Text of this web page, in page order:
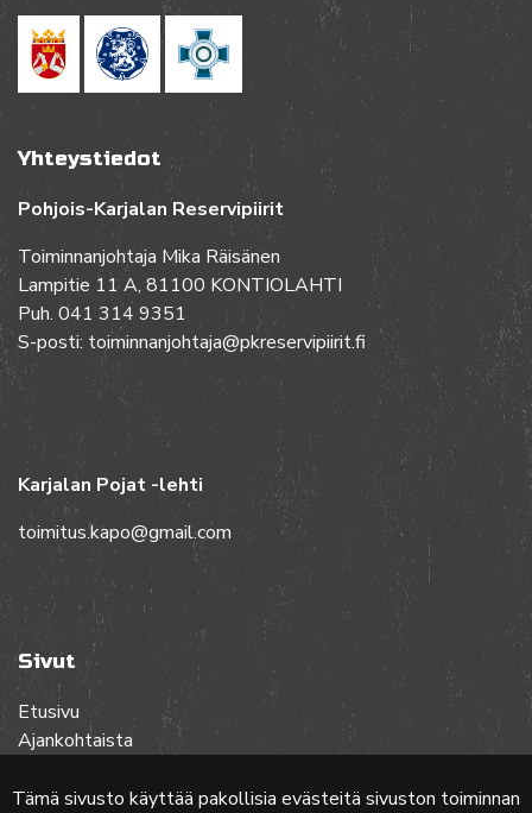
Tämä sivusto käyttää pakollisia evästeitä sivuston toiminnan
Yhteystiedot
Pohjois-Karjalan Reservipiirit
Toiminnanjohtaja Mika Räisänen
Lampitie 11 A, 81100 KONTIOLAHTI
Puh. 041 314 9351
S-posti: toiminnanjohtaja@pkreservipiirit.fi
Karjalan Pojat -lehti
toimitus.kapo@gmail.com
Sivut
Etusivu
Ajankohtaista
Lehdet